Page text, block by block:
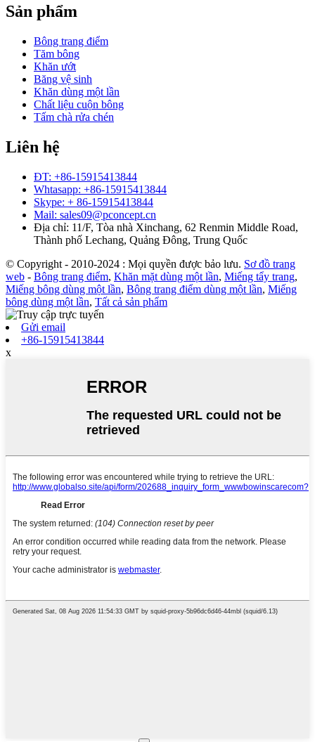
Sản phẩm
Bông trang điểm
Tăm bông
Khăn ướt
Băng vệ sinh
Khăn dùng một lần
Chất liệu cuộn bông
Tấm chà rửa chén
Liên hệ
ĐT: +86-15915413844
Whtasapp: +86-15915413844
Skype: + 86-15915413844
Mail: sales09@pconcept.cn
Địa chỉ: 11/F, Tòa nhà Xinchang, 62 Renmin Middle Road,
Thành phố Lechang, Quảng Đông, Trung Quốc
© Copyright - 2010-2024 : Mọi quyền được bảo lưu. Sơ đồ trang
web - Bông trang điểm, Khăn mặt dùng một lần, Miếng tẩy trang,
Miếng bông dùng một lần, Bông trang điểm dùng một lần, Miếng
bông dùng một lần, Tất cả sản phẩm
Gửi email
+86-15915413844
x